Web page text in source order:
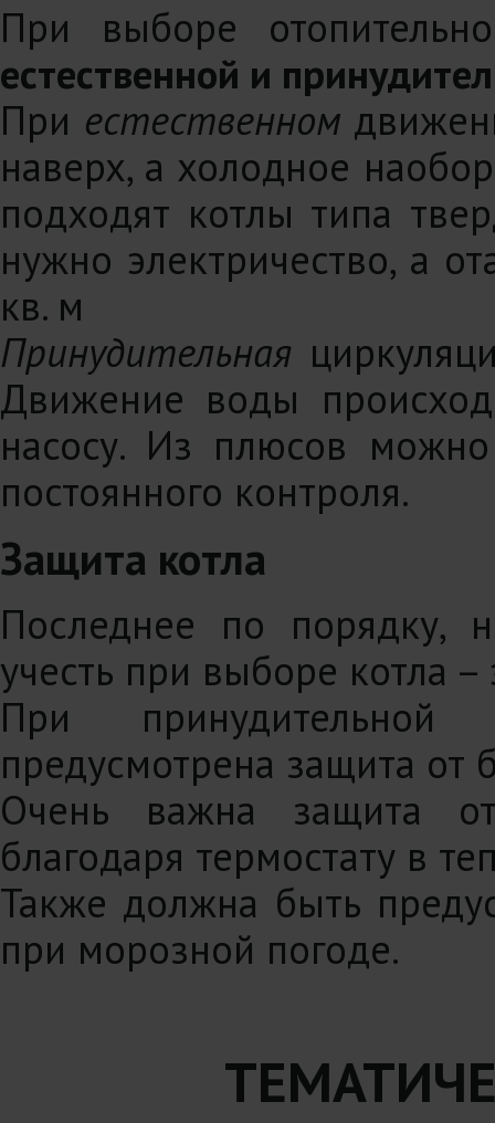
При выборе
естественной и
При естественном
наверх, а холодное
подходят котлы типа
нужно электричество, а
кв. м
Принудительная
Движение воды
насосу. Из плюсов
постоянного контроля.
Защита котла
Последнее по порядку,
учесть при выборе котла –
При
предусмотрена защита от
Очень важна защита
благодаря термостату в
Также должна быть
при морозной погоде.